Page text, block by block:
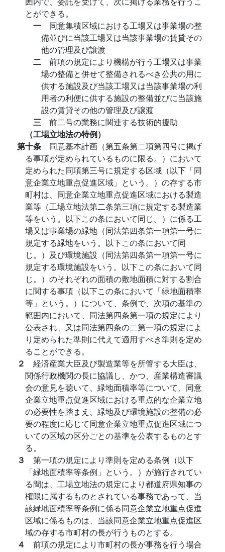
とができる。
一 同意集積区域における工場又は事業場の整
備並びに当該工場又は当該事業場の賃貸その
他の管理及び譲渡
二 前項の規定により機構が行う工場又は事業
場の整備と併せて整備されるべき公共の用に
供する施設及び当該工場又は当該事業場の利
用者の利便に供する施設の整備並びに当該施
設の賃貸その他の管理及び譲渡
三 前二号の業務に関連する技術的援助
（工場立地法の特例）
第十条 同意基本計画（第五条第二項第四号に掲げ
る事項が定められているものに限る。）において
定められた同項第三号に規定する区域（以下「同
意企業立地重点促進区域」という。）の存する市
町村は、同意企業立地重点促進区域における製造
業等（工場立地法第二条第三項に規定する製造業
等をいう。以下この条において同じ。）に係る工
場又は事業場の緑地（同法第四条第一項第一号に
規定する緑地をいう。以下この条において同
じ。）及び環境施設（同法第四条第一項第一号に
規定する環境施設をいう。以下この条において同
じ。）のそれぞれの面積の敷地面積に対する割合
に関する事項（以下この条において「緑地面積率
等」という。）について、条例で、次項の基準の
範囲内において、同法第四条第一項の規定により
公表され、又は同法第四条の二第一項の規定によ
り定められた準則に代えて適用すべき準則を定め
ることができる。
２ 経済産業大臣及び製造業等を所管する大臣は、
関係行政機関の長に協議し、かつ、産業構造審議
会の意見を聴いて、緑地面積率等について、同意
企業立地重点促進区域における重点的な企業立地
の必要性を踏まえ、緑地及び環境施設の整備の必
要の程度に応じて同意企業立地重点促進区域につ
いての区域の区分ごとの基準を公表するものとす
る。
３ 第一項の規定により準則を定める条例（以下
「緑地面積率等条例」という。）が施行されてい
る間は、工場立地法の規定により都道府県知事の
権限に属するものとされている事務であって、当
該緑地面積率等条例に係る同意企業立地重点促進
区域に係るものは、当該同意企業立地重点促進区
域の存する市町村の長が行うものとする。
４ 前項の規定により市町村の長が事務を行う場合